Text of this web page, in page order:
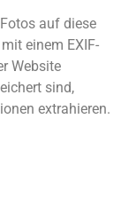
auf diese
einem EXIF-
Website
sind,
extrahieren.